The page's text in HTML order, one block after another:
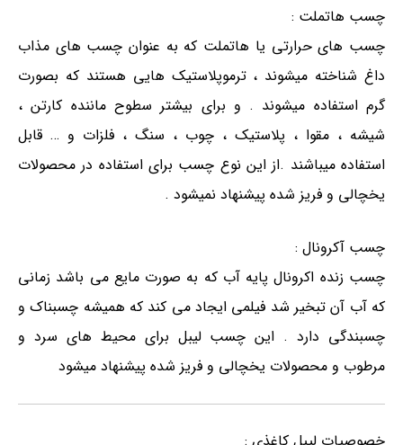
چسب هاتملت :
چسب های حرارتی یا هاتملت که به عنوان چسب های مذاب
داغ شناخته میشوند ، ترموپلاستیک هایی هستند که بصورت
گرم استفاده میشوند . و برای بیشتر سطوح ماننده کارتن ،
شیشه ، مقوا ، پلاستیک ، چوب ، سنگ ، فلزات و … قابل
استفاده میباشند .از این نوع چسب برای استفاده در محصولات
یخچالی و فریز شده پیشنهاد نمیشود .
چسب آکرونال :
چسب زنده اکرونال پایه آب که به صورت مایع می باشد زمانی
که آب آن تبخیر شد فیلمی ایجاد می کند که همیشه چسبناک و
چسبندگی دارد . این چسب لیبل برای محیط های سرد و
مرطوب و محصولات یخچالی و فریز شده پیشنهاد میشود